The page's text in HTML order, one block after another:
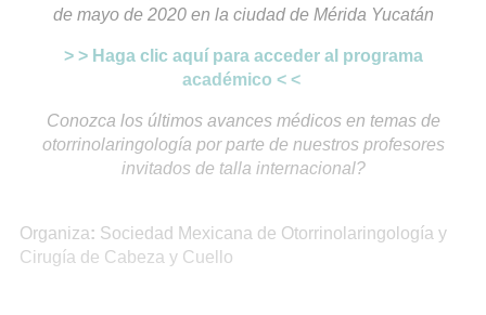
de mayo de 2020 en la ciudad de Mérida Yucatán
> > Haga clic aquí para acceder al programa
académico < <
Conozca los últimos avances médicos en temas de
otorrinolaringología por parte de nuestros profesores
invitados de talla internacional?
Organiza: Sociedad Mexicana de Otorrinolaringología y
Cirugía de Cabeza y Cuello